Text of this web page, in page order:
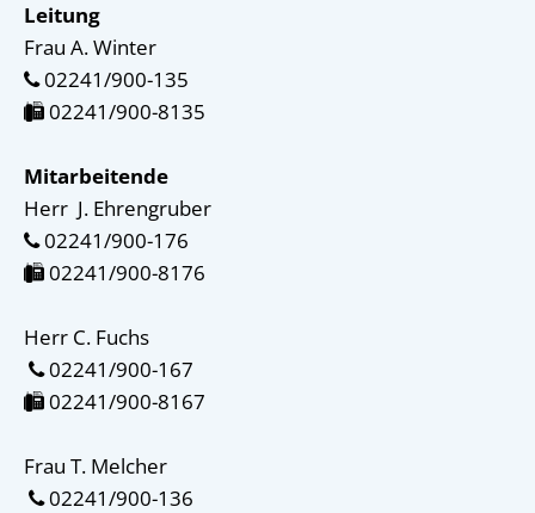
Leitung
Frau A. Winter
02241/900-135
02241/900-8135
Mitarbeitende
Herr  J. Ehrengruber
02241/900-176
02241/900-8176
Herr C. Fuchs
02241/900-167
02241/900-8167
Frau T. Melcher
02241/900-136